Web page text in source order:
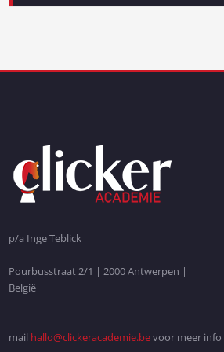
p/a Inge Teblick
Pourbusstraat 2/1 | 2000 Antwerpen |
België
mail hallo@clickeracademie.bevoor meer info